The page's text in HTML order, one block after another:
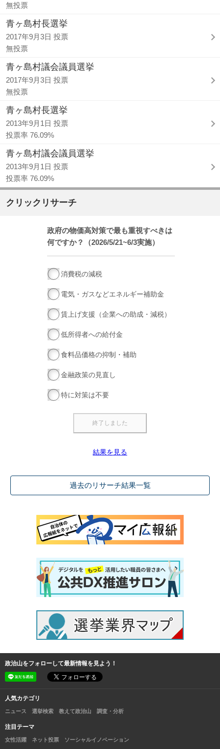
無投票
青ヶ島村長選挙
2017年9月3日 投票
無投票
青ヶ島村議会議員選挙
2017年9月3日 投票
無投票
青ヶ島村長選挙
2013年9月1日 投票
投票率 76.09%
青ヶ島村議会議員選挙
2013年9月1日 投票
投票率 76.09%
クリックリサーチ
政府の物価高対策で最も重視すべきは
何ですか？（2026/5/21~6/3実施）
消費税の減税
電気・ガスなどエネルギー補助金
賃上げ支援（企業への助成・減税）
低所得者への給付金
食料品価格の抑制・補助
金融政策の見直し
特に対策は不要
結果を見る
過去のリサーチ結果一覧
政治山をフォローして最新情報を見よう！
人気カテゴリ
ニュース 選挙検索 教えて政治山 調査・分析
注目テーマ
女性活躍 ネット投票 ソーシャルイノベーション